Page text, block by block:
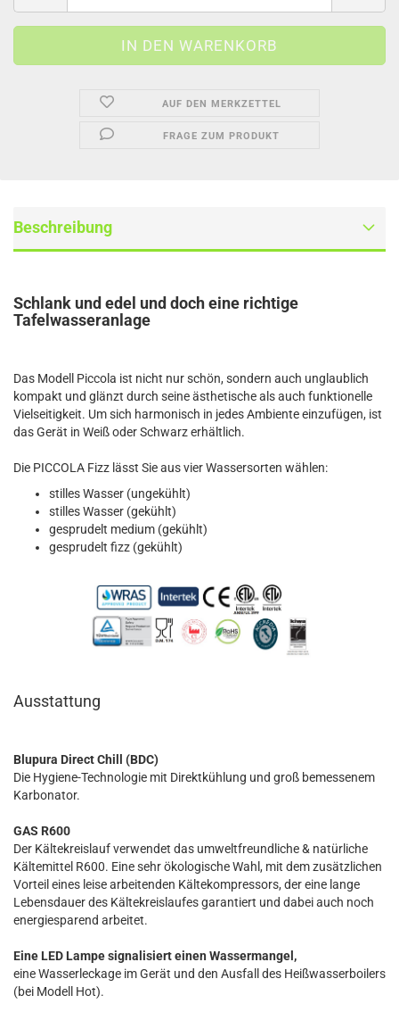
AUF DEN MERKZETTEL
FRAGE ZUM PRODUKT
Beschreibung
Schlank und edel und doch eine richtige
Tafelwasseranlage
Das Modell Piccola ist nicht nur schön, sondern auch unglaublich
kompakt und glänzt durch seine ästhetische als auch funktionelle
Vielseitigkeit. Um sich harmonisch in jedes Ambiente einzufügen, ist
das Gerät in Weiß oder Schwarz erhältlich.
Die PICCOLA Fizz lässt Sie aus vier Wassersorten wählen:
stilles Wasser (ungekühlt)
stilles Wasser (gekühlt)
gesprudelt medium (gekühlt)
gesprudelt fizz (gekühlt)
Ausstattung
Blupura Direct Chill (BDC)
Die Hygiene-Technologie mit Direktkühlung und groß bemessenem
Karbonator.
GAS R600
Der Kältekreislauf verwendet das umweltfreundliche & natürliche
Kältemittel R600. Eine sehr ökologische Wahl, mit dem zusätzlichen
Vorteil eines leise arbeitenden Kältekompressors, der eine lange
Lebensdauer des Kältekreislaufes garantiert und dabei auch noch
energiesparend arbeitet.
Eine LED Lampe signalisiert einen Wassermangel,
eine Wasserleckage im Gerät und den Ausfall des Heißwasserboilers
(bei Modell Hot).